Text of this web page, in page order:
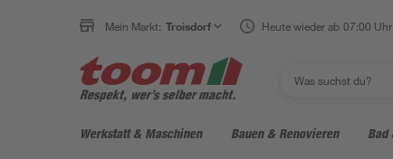
Mein Markt: Troisdorf Heute wieder ab 07:00
Werkstatt & Maschinen Bauen & Renovieren Bad